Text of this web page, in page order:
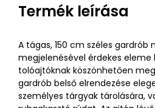
Termék leírása
A tágas, 150 cm széles gardrób
megjelenésével érdekes eleme
tolóajtóknak köszönhetően
gardrób belső elrendezése
személyes tárgyak tárolására,